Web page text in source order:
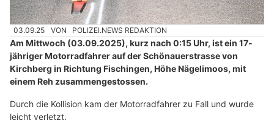
03.09.25 VON POLIZEI.NEWS REDAKTION
Am Mittwoch (03.09.2025), kurz nach 0:15 Uhr, ist ein 17-
jähriger Motorradfahrer auf der Schönauerstrasse von
Kirchberg in Richtung Fischingen, Höhe Nägelimoos, mit
einem Reh zusammengestossen.
Durch die Kollision kam der Motorradfahrer zu Fall und wurde
leicht verletzt.